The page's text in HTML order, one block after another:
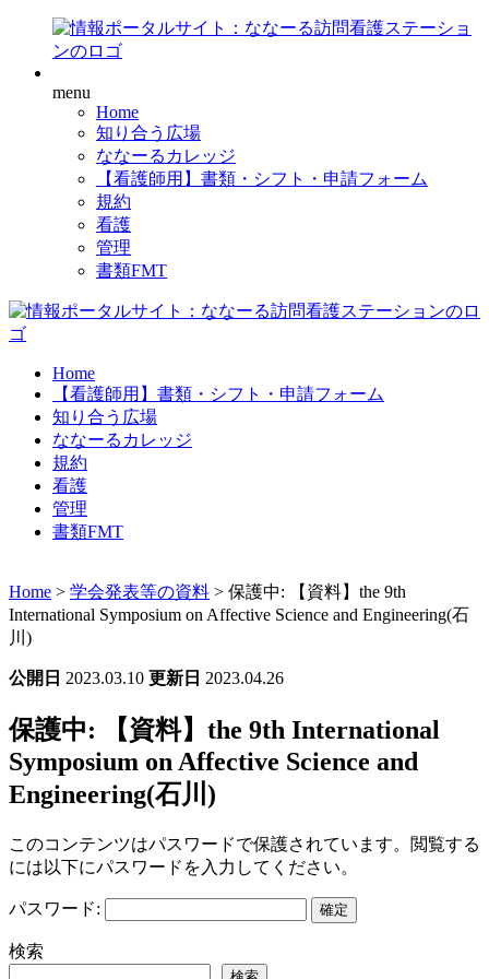
menu
Home
知り合う広場
ななーるカレッジ
【看護師用】書類・シフト・申請フォーム
規約
看護
管理
書類FMT
Home
【看護師用】書類・シフト・申請フォーム
知り合う広場
ななーるカレッジ
規約
看護
管理
書類FMT
Home > 学会発表等の資料 > 保護中: 【資料】the 9th
International Symposium on Affective Science and Engineering(石
川)
公開日 2023.03.10 更新日 2023.04.26
保護中: 【資料】the 9th International
Symposium on Affective Science and
Engineering(石川)
このコンテンツはパスワードで保護されています。閲覧する
には以下にパスワードを入力してください。
パスワード:
検索